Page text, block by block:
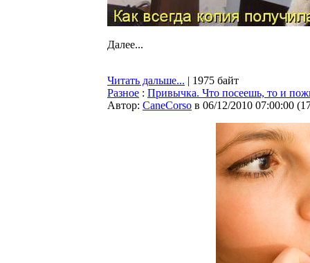
Далее...
Читать дальше... | 1975 байт
Разное : Привычка. Что посеешь, то и
Автор: CaneCorso в 06/12/2010 07:00:00 (